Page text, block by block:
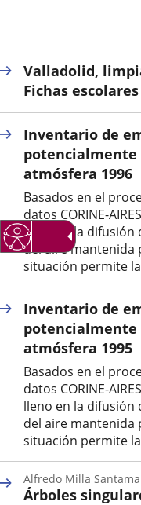
Valladolid,
Fichas escolares
Inventario de
potencialmente
atmósfera 1996
Basados en el
datos CORINE-
lleno en la difusión
del aire mantenida
situación permite
Inventario de
potencialmente
atmósfera 1995
Basados en el
datos CORINE-
lleno en la difusión
del aire mantenida
situación permite
Árboles
Alfredo Milla